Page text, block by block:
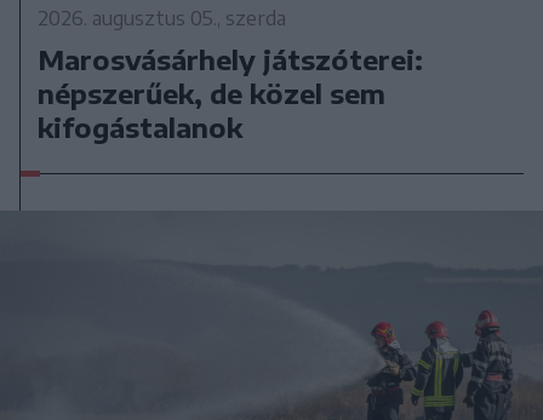
2026. augusztus 05., szerda
Marosvásárhely játszóterei:
népszerűek, de közel sem
kifogástalanok